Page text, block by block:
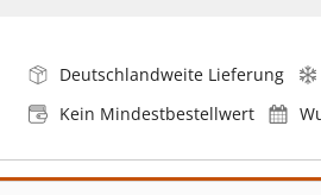
Deutschlandweite Lieferung
Kein Mindestbestellwert